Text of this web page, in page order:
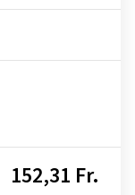
152,31 Fr.